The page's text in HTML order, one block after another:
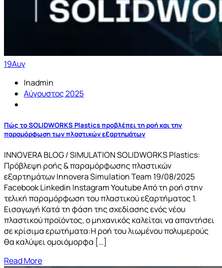
19Αυγ
Inadmin
Αύγουστος 2025
Πώς το SOLIDWORKS Plastics προβλέπει τη ροή και την
παραμόρφωση των πλαστικών εξαρτημάτων
INNOVERA BLOG / SIMULATION SOLIDWORKS Plastics:
Πρόβλεψη ροής & παραμόρφωσης πλαστικών
εξαρτημάτων Innovera Simulation Team 19/08/2025
Facebook Linkedin Instagram Youtube Από τη ροή στην
τελική παραμόρφωση του πλαστικού εξαρτήματος 1.
Εισαγωγή Κατά τη φάση της σχεδίασης ενός νέου
πλαστικού προϊόντος, ο μηχανικός καλείται να απαντήσει
σε κρίσιμα ερωτήματα:Η ροή του λιωμένου πολυμερούς
θα καλύψει ομοιόμορφα […]
Read More